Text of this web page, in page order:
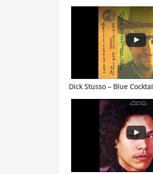
Dick Stusso – Blue